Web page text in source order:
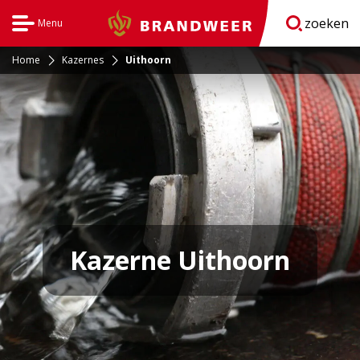
Menu Brandweer zoeken
Home Kazernes Uithoorn
Kazerne Uithoorn